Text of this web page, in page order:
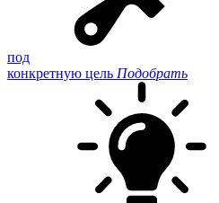
под
конкретную цель Подобрать